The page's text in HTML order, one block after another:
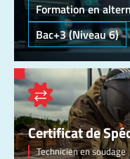
Formation en
Bac+3 (Niveau 6)
Certificat de
Technicien en soudage